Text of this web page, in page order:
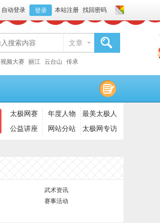
自动登录 登录 本站注册 找回密码
文章
视频大赛 丽江 云台山 传承
太极网赛 年度人物
最美太极人
公益讲座
网站分站 太极网专访
武术资讯
赛事活动